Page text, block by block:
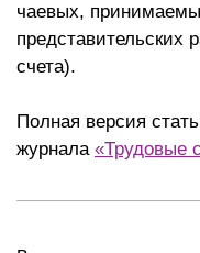
чаевых,
представительских
счета).
Полная версия
журнала «Трудовые